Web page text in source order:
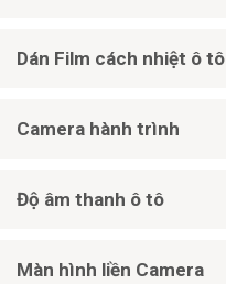
Dán Film cách nhiệt ô tô
Camera hành trình
Độ âm thanh ô tô
Màn hình liền Camera